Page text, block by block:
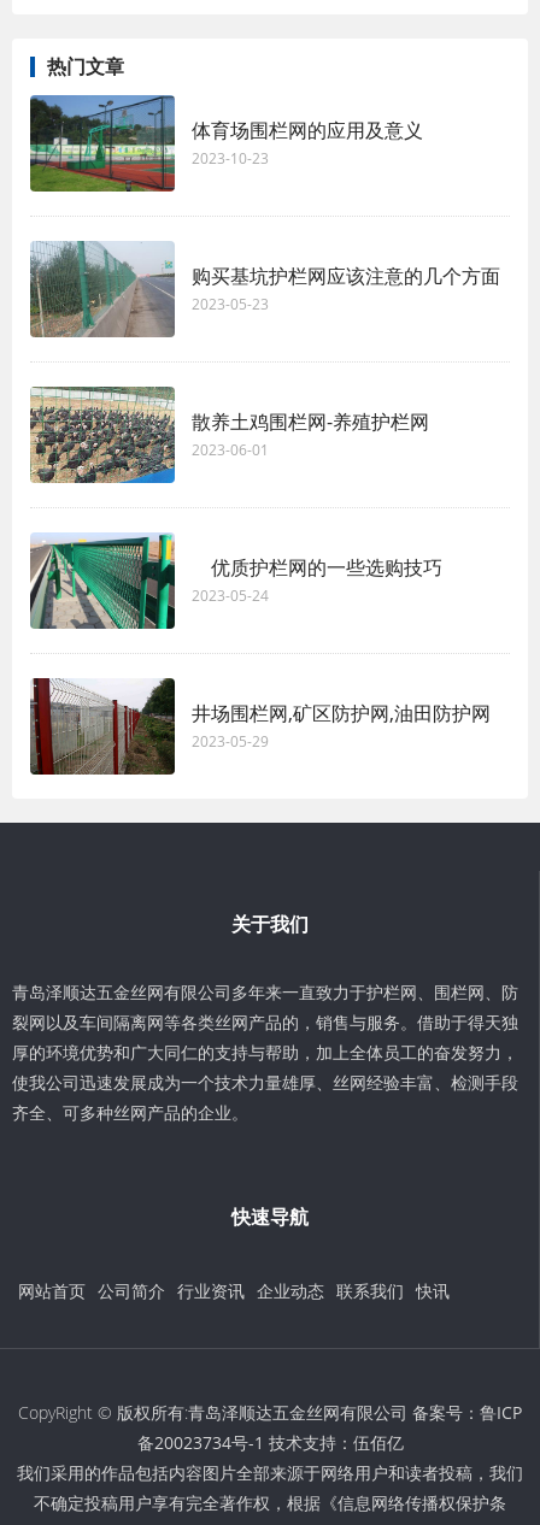
热门文章
体育场围栏网的应用及意义
2023-10-23
购买基坑护栏网应该注意的几个方面
2023-05-23
散养土鸡围栏网-养殖护栏网
2023-06-01
优质护栏网的一些选购技巧
2023-05-24
井场围栏网,矿区防护网,油田防护网
2023-05-29
关于我们
青岛泽顺达五金丝网有限公司多年来一直致力于护栏网、围栏网、防
裂网以及车间隔离网等各类丝网产品的，销售与服务。借助于得天独
厚的环境优势和广大同仁的支持与帮助，加上全体员工的奋发努力，
使我公司迅速发展成为一个技术力量雄厚、丝网经验丰富、检测手段
齐全、可多种丝网产品的企业。
快速导航
网站首页 公司简介 行业资讯 企业动态 联系我们 快讯
CopyRight © 版权所有:青岛泽顺达五金丝网有限公司 备案号： 鲁ICP
备20023734号-1 技术支持： 伍佰亿
我们采用的作品包括内容图片全部来源于网络用户和读者投稿，我们
不确定投稿用户享有完全著作权，根据《信息网络传播权保护条